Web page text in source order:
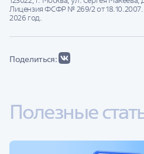
Лицензия ФСФР № 269/2 от
2026 год.
Поделиться:
Полезные